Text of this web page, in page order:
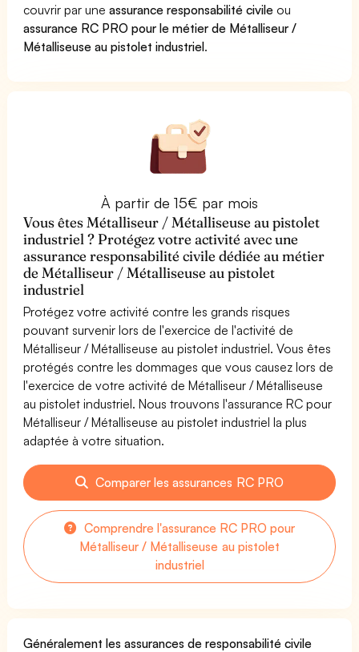
couvrir par uneassurance responsabilité civile ou
assurance RC PRO pour le métier de Métalliseur /
Métalliseuse au pistolet industriel.
À partir de 15€ par mois
Vous êtes Métalliseur / Métalliseuse au pistolet
industriel ? Protégez votre activité avec une
assurance responsabilité civile dédiée au métier
de Métalliseur / Métalliseuse au pistolet
industriel
Protégez votre activité contre les grands risques
pouvant survenir lors de l'exercice de l'activité de
Métalliseur / Métalliseuse au pistolet industriel. Vous êtes
protégés contre les dommages que vous causez lors de
l'exercice de votre activité de Métalliseur / Métalliseuse
au pistolet industriel. Nous trouvons l'assurance RC pour
Métalliseur / Métalliseuse au pistolet industriel la plus
adaptée à votre situation.
Comparer les assurances RC PRO
Comprendre l'assurance RC PRO pour
Métalliseur / Métalliseuse au pistolet
industriel
Généralement les assurances de responsabilité civile